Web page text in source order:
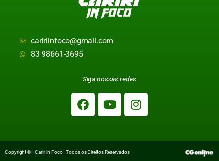
caririinfoco@gmail.com
83 98661-3695
Siga nossas redes
Copyright © - Cariri in Foco - Todos os Direitos Reservados